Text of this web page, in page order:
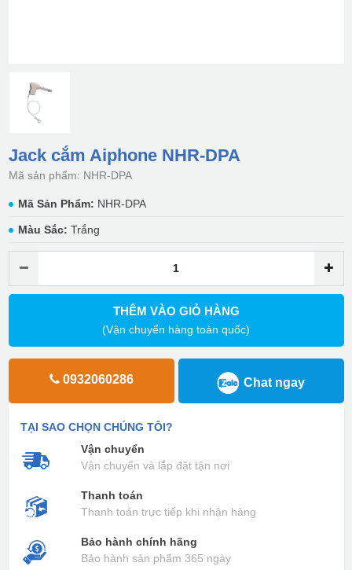
Jack cắm Aiphone NHR-DPA
Mã sản phẩm: NHR-DPA
Mã Sản Phẩm: NHR-DPA
Màu Sắc: Trắng
THÊM VÀO GIỎ HÀNG
(Vận chuyển hàng toàn quốc)
0932060286 Chat ngay
TẠI SAO CHỌN CHÚNG TÔI?
Vận chuyển
Vận chuyển và lắp đặt tận nơi
Thanh toán
Thanh toán trực tiếp khi nhận hàng
Bảo hành chính hãng
Bảo hành sản phẩm 365 ngày